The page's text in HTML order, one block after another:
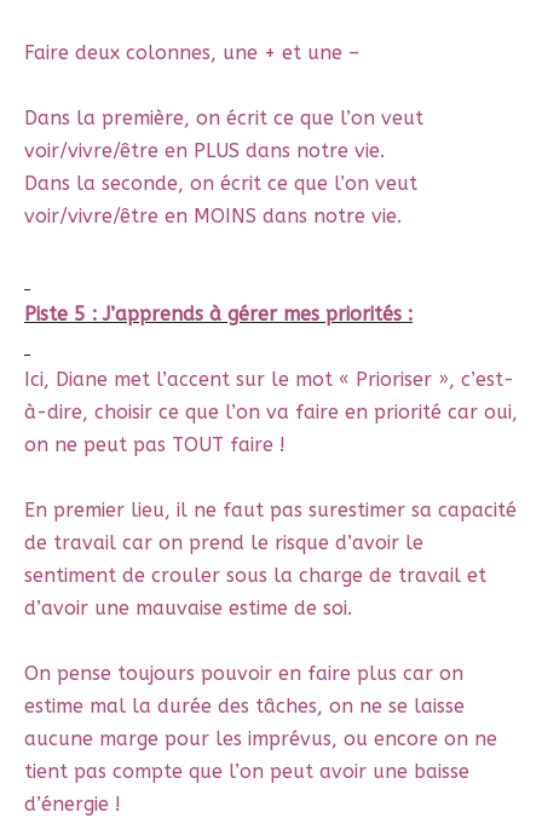
Faire deux colonnes, une + et une –
Dans la première, on écrit ce que l’on veut
voir/vivre/être en PLUS dans notre vie.
Dans la seconde, on écrit ce que l’on veut
voir/vivre/être en MOINS dans notre vie.
Piste 5 : J’apprends à gérer mes priorités :
Ici, Diane met l’accent sur le mot « Prioriser », c’est-
à-dire, choisir ce que l’on va faire en priorité car oui,
on ne peut pas TOUT faire !
En premier lieu, il ne faut pas surestimer sa capacité
de travail car on prend le risque d’avoir le
sentiment de crouler sous la charge de travail et
d’avoir une mauvaise estime de soi.
On pense toujours pouvoir en faire plus car on
estime mal la durée des tâches, on ne se laisse
aucune marge pour les imprévus, ou encore on ne
tient pas compte que l’on peut avoir une baisse
d’énergie !